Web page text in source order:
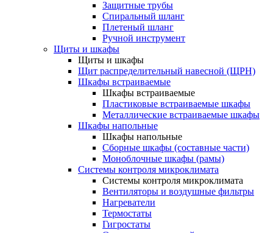
Защитные трубы
Спиральный шланг
Плетеный шланг
Ручной инструмент
Щиты и шкафы
Щиты и шкафы
Щит распределительный навесной (ЩРН)
Шкафы встраиваемые
Шкафы встраиваемые
Пластиковые встраиваемые шкафы
Металлические встраиваемые шкафы
Шкафы напольные
Шкафы напольные
Сборные шкафы (составные части)
Моноблочные шкафы (рамы)
Системы контроля микроклимата
Системы контроля микроклимата
Вентиляторы и воздушные фильтры
Нагреватели
Термостаты
Гигростаты